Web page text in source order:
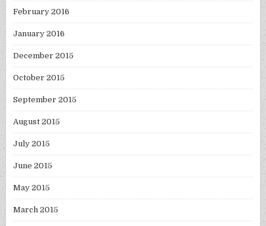
February 2016
January 2016
December 2015
October 2015
September 2015
August 2015
July 2015
June 2015
May 2015
March 2015